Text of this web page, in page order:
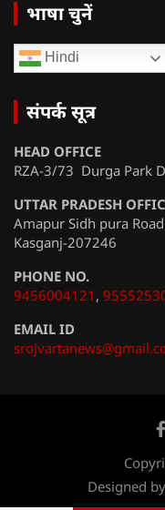
भाषा चुनें
Hindi
संपर्क सूत्र
HEAD OFFICE
RZA-3/73 Durga Park
UTTAR PRADESH
Amapur Sidh pura
Kasganj-207246
PHONE NO.
9456004121 ,
EMAIL ID
Designed